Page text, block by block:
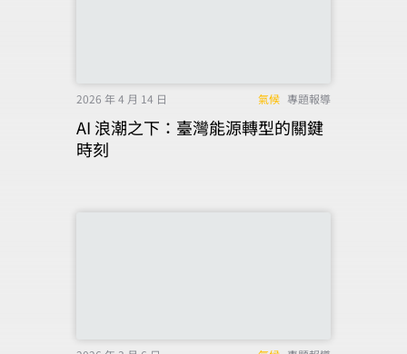
2026 年 4 月 14 日 氣候 專題報導
AI 浪潮之下：臺灣能源轉型的關鍵
時刻